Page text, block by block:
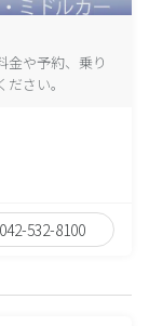
金や予約、乗り
さい。
042-532-8100